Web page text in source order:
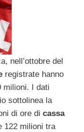
nell’ottobre del
registrate hanno
milioni. I dati
sottolinea la
di ore di cassa
122 milioni tra